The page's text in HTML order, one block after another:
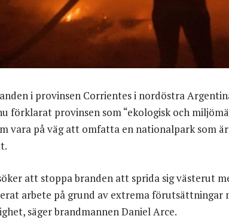
i provinsen Corrientes i nordöstra
förklarat provinsen som “ekologisk och
vara på väg att omfatta en nationalpark som
att stoppa branden att sprida sig västerut
arbete på grund av extrema förutsättningar
säger brandmannen Daniel Arce.